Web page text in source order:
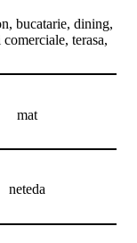
bucatarie, dining,
terasa,
mat
neteda